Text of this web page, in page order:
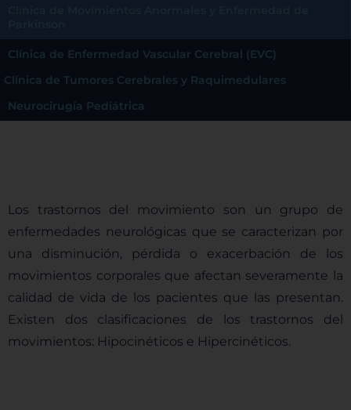
Clínica de Enfermedad Vascular Cerebral (EVC)
Clínica de Tumores Cerebrales y Raquimedulares
Neurocirugía Pediátrica
Los trastornos del movimiento son un grupo de
enfermedades neurológicas que se caracterizan por
una disminución, pérdida o exacerbación de los
movimientos corporales que afectan severamente la
calidad de vida de los pacientes que las presentan.
Existen dos clasificaciones de los trastornos del
movimientos: Hipocinéticos e Hipercinéticos.